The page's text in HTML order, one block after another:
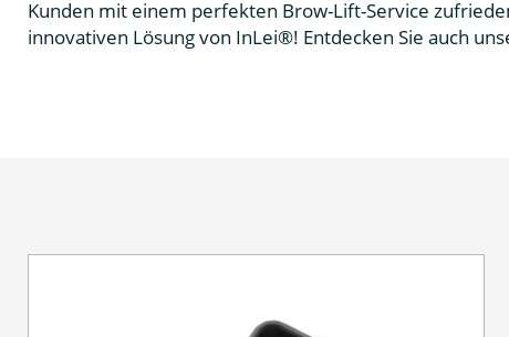
Kunden mit einem perfekten Brow-Lift-Service
innovativen Lösung von InLei®! Entdecken Sie auch